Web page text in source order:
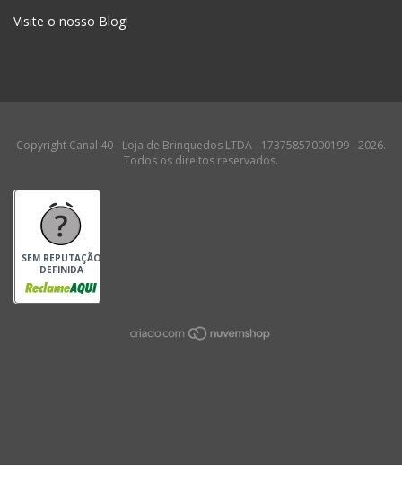
Visite o nosso Blog!
Copyright Canal 40 - Loja de Brinquedos LTDA - 17375857000199 - 2026.
Todos os direitos reservados.
SEM REPUTAÇÃO
DEFINIDA